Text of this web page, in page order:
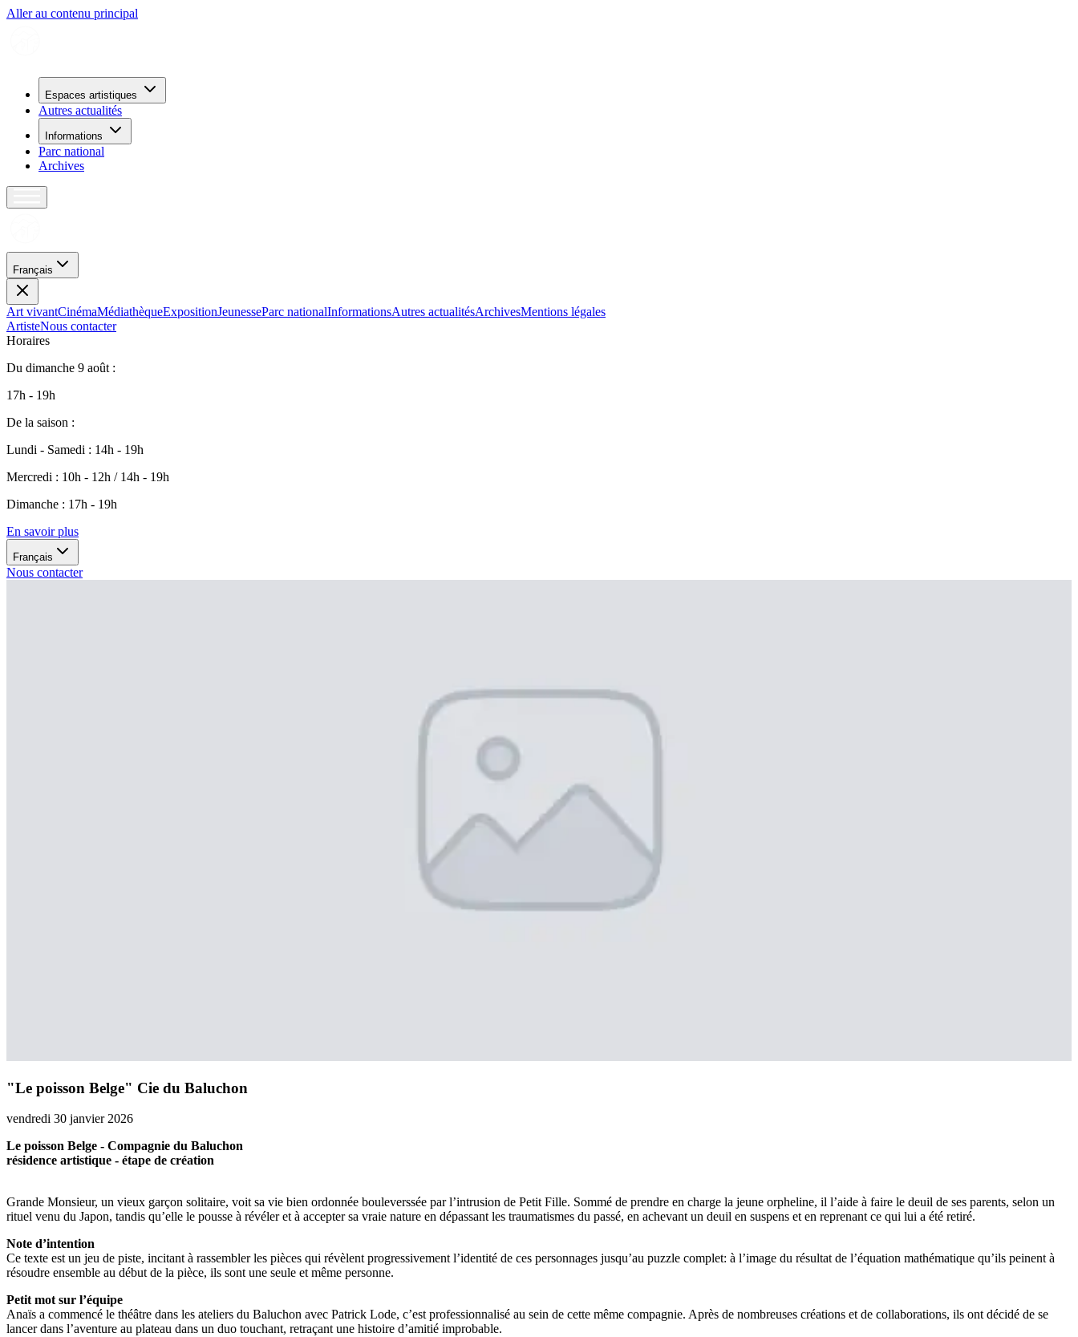
Aller au contenu principal
Espaces artistiques
Autres actualités
Informations
Parc national
Archives
Français
Art vivantCinémaMédiathèqueExpositionJeunesseParc nationalInformationsAutres actualitésArchivesMentions légales
ArtisteNous contacter
Horaires
Du dimanche 9 août :
17h - 19h
De la saison :
Lundi - Samedi : 14h - 19h
Mercredi : 10h - 12h / 14h - 19h
Dimanche : 17h - 19h
En savoir plus
Français
Nous contacter
"Le poisson Belge" Cie du Baluchon
vendredi 30 janvier 2026
Le poisson Belge - Compagnie du Baluchon
résidence artistique - étape de création
Grande Monsieur, un vieux garçon solitaire, voit sa vie bien ordonnée bouleverssée par l’intrusion de Petit Fille. Sommé de prendre en charge la jeune orpheline, il l’aide à faire le deuil de ses parents, selon un
rituel venu du Japon, tandis qu’elle le pousse à révéler et à accepter sa vraie nature en dépassant les traumatismes du passé, en achevant un deuil en suspens et en reprenant ce qui lui a été retiré.
Note d’intention
Ce texte est un jeu de piste, incitant à rassembler les pièces qui révèlent progressivement l’identité de ces personnages jusqu’au puzzle complet: à l’image du résultat de l’équation mathématique qu’ils peinent à
résoudre ensemble au début de la pièce, ils sont une seule et même personne.
Petit mot sur l’équipe
Anaïs a commencé le théâtre dans les ateliers du Baluchon avec Patrick Lode, c’est professionnalisé au sein de cette même compagnie. Après de nombreuses créations et de collaborations, ils ont décidé de se
lancer dans l’aventure au plateau dans un duo touchant, retraçant une histoire d’amitié improbable.